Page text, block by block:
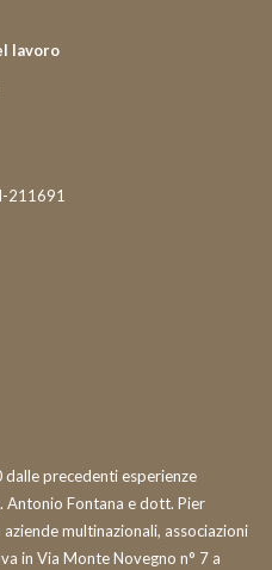
lavoro
211691
precedenti esperienze
Antonio Fontana e dott. Pier
multinazionali, associazioni
in Via Monte Novegno n° 7 a